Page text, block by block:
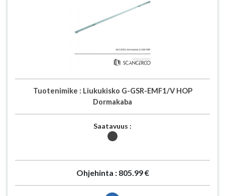
Tuotenimike : Liukukisko G-GSR-EMF1/V HOP
Dormakaba
Saatavuus :
Ohjehinta : 805.99 €